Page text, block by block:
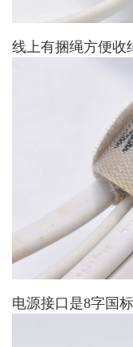
线上有捆绳方便收
电源接口是8字国标